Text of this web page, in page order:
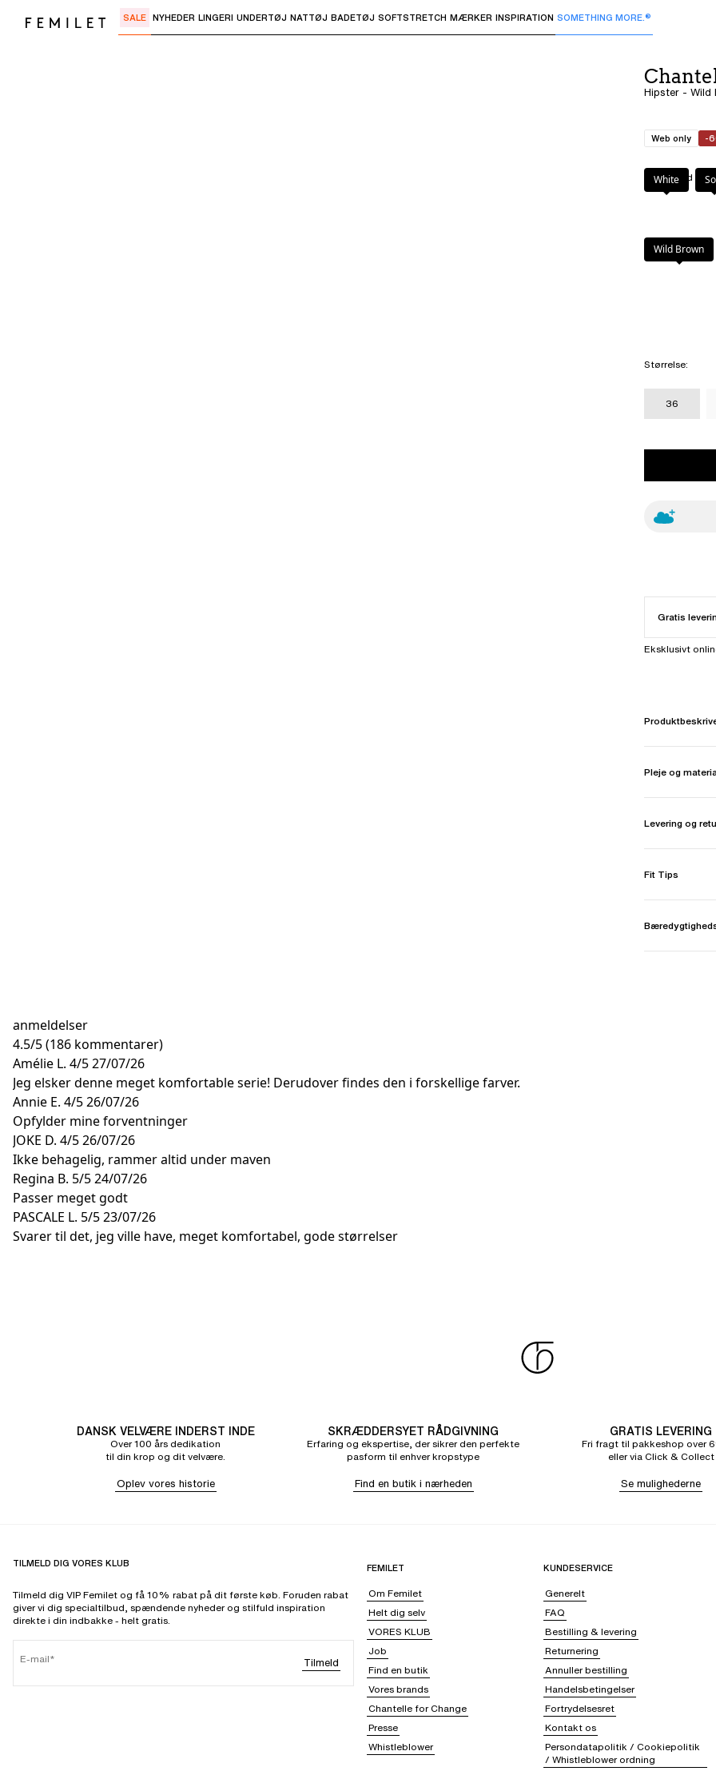
Brug "Pil ned" eller "Enter" til at åbne undermenuer og "Pil op" eller "Escape" for at vende tilbage
SALE NYHEDER LINGERI UNDERTØJ NATTØJ BADETØJ SOFTSTRETCH MÆRKER INSPIRATION SOMETHING MORE.®
Hipster - Wild
Web only -
Farve:Wild
White
Wild Brown
Størrelse:
36
Gratis
Eksklusivt
Pleje og
Levering og
Fit Tips
anmeldelser
4.5/5(186 kommentarer)
Amélie L. 4/527/07/26
Jeg elsker denne meget komfortable serie! Derudover findes den i forskellige farver.
Annie E. 4/526/07/26
Opfylder mine forventninger
JOKE D. 4/526/07/26
Ikke behagelig, rammer altid under maven
Regina B. 5/524/07/26
Passer meget godt
PASCALE L. 5/523/07/26
Svarer til det, jeg ville have, meget komfortabel, gode størrelser
DANSK VELVÆRE INDERST INDE
Over 100 års dedikation
til din krop og dit velvære.
Oplev vores historie
SKRÆDDERSYET RÅDGIVNING
Erfaring og ekspertise, der sikrer den perfekte
pasform til enhver kropstype
Find en butik i nærheden
GRATIS LEVERING
Fri fragt til pakkeshop over
eller via Click & Collect
Se mulighederne
TILMELD DIG VORES KLUB
Tilmeld dig VIP Femilet og få 10% rabat på dit første køb. Foruden rabat
giver vi dig specialtilbud, spændende nyheder og stilfuld inspiration
direkte i din indbakke - helt gratis.
E-mail Tilmeld
FEMILET
Om Femilet
Helt dig selv
VORES KLUB
Job
Find en butik
Vores brands
Chantelle for Change
Presse
Whistleblower
KUNDESERVICE
Generelt
FAQ
Bestilling & levering
Returnering
Annuller bestilling
Handelsbetingelser
Fortrydelsesret
Kontakt os
Persondatapolitik / Cookiepolitik
/ Whistleblower ordning